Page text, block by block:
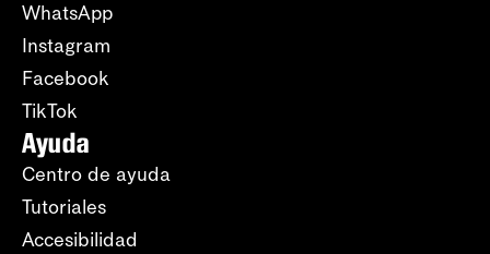
WhatsApp
Instagram
Facebook
TikTok
Ayuda
Centro de ayuda
Tutoriales
Accesibilidad